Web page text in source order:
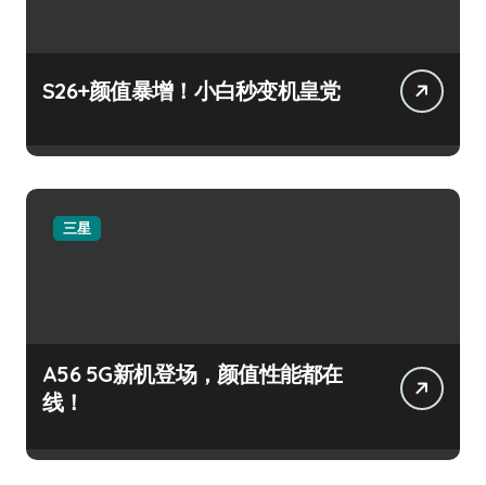
S26+颜值暴增！小白秒变机皇党
三星
A56 5G新机登场，颜值性能都在
线！